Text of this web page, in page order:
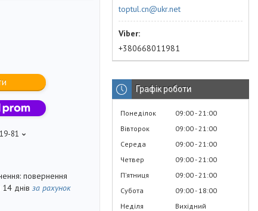
81
повернення
днів за рахунок
toptul.cn@ukr.net
+380668011981
Графік роботи
Понеділок 09:00 21:00
Вівторок
09:00 21:00
Середа
09:00 21:00
Четвер
09:00 21:00
Пʼятниця
09:00 21:00
Субота
09:00 18:00
Неділя
Вихідний